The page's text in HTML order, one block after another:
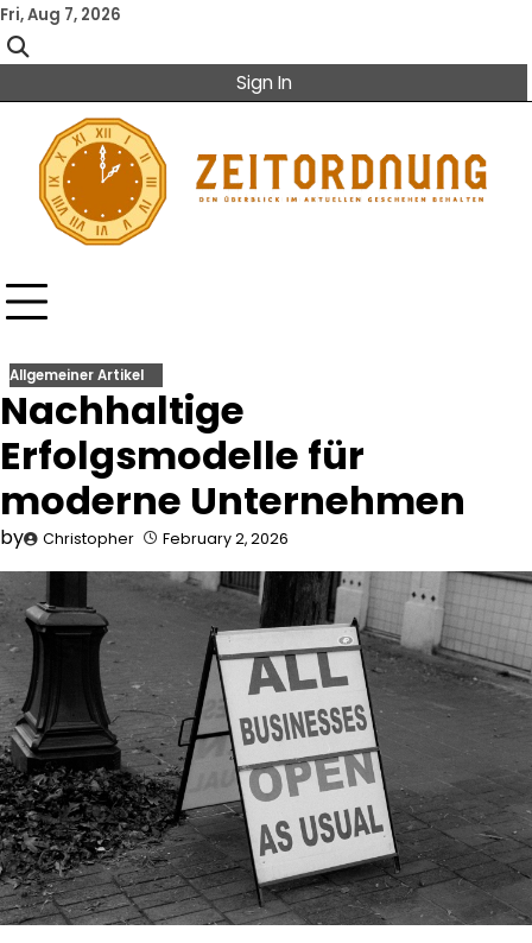
Skip
to
content
Fri, Aug 7, 2026
Sign In
Allgemeiner Artikel
Nachhaltige
Erfolgsmodelle für
moderne Unternehmen
by Christopher February 2, 2026